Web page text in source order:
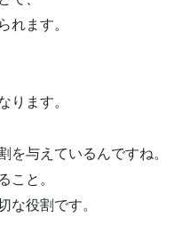
ます。
ます。
与えているんですね。
と。
役割です。